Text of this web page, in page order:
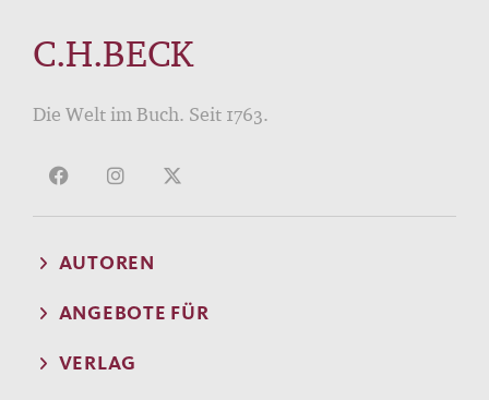
C.H.BECK
Die Welt im Buch. Seit 1763.
AUTOREN
ANGEBOTE FÜR
VERLAG